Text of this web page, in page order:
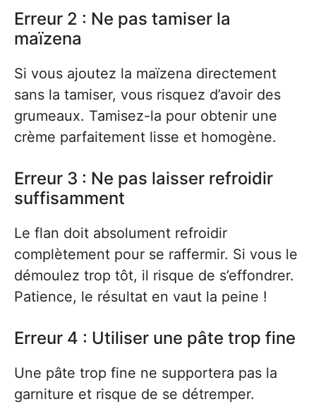
Erreur 2 : Ne pas tamiser la
maïzena
Si vous ajoutez la maïzena directement
sans la tamiser, vous risquez d’avoir des
grumeaux. Tamisez-la pour obtenir une
crème parfaitement lisse et homogène.
Erreur 3 : Ne pas laisser refroidir
suffisamment
Le flan doit absolument refroidir
complètement pour se raffermir. Si vous le
démoulez trop tôt, il risque de s’effondrer.
Patience, le résultat en vaut la peine !
Erreur 4 : Utiliser une pâte trop fine
Une pâte trop fine ne supportera pas la
garniture et risque de se détremper.